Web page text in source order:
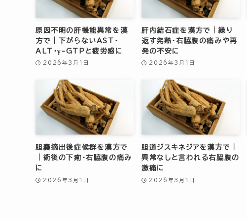
原因不明の肝機能異常を漢
方で｜下がらないAST・
ALT・γ-GTPと疲労感に
2026年3月1日
肝内結石症を漢方で｜繰り
返す発熱・右脇腹の痛みや再
発の不安に
2026年3月1日
胆嚢摘出後症候群を漢方で
｜術後の下痢・右脇腹の痛み
に
2026年3月1日
胆道ジスキネジアを漢方で｜
異常なしと言われる右脇腹の
激痛に
2026年3月1日